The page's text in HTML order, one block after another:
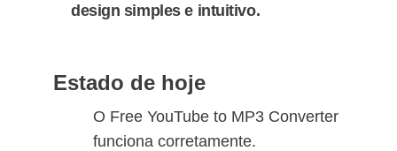
design simples e intuitivo.
Estado de hoje
O Free YouTube to MP3 Converter
funciona corretamente.